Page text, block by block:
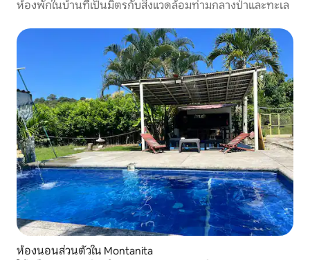
ห้องพักในบ้านที่เป็นมิตรกับสิ่งแวดล้อมท่ามกลางป่าและทะเล
ห้องนอนส่วนตัวใน Montanita